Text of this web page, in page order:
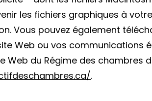
les fichiers graphiques à
Vous pouvez également
Web ou vos communications
Web du Régime des chambres
.